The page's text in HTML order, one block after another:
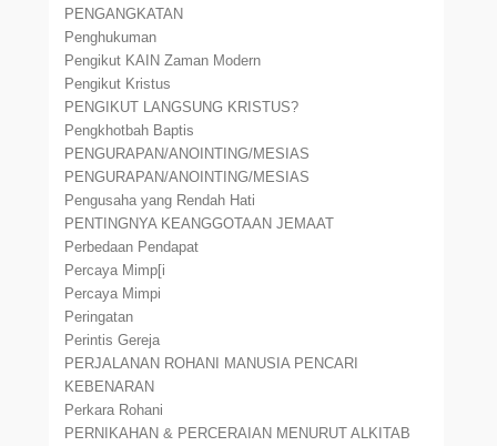
PENGANGKATAN
Penghukuman
Pengikut KAIN Zaman Modern
Pengikut Kristus
PENGIKUT LANGSUNG KRISTUS?
Pengkhotbah Baptis
PENGURAPAN/ANOINTING/MESIAS
PENGURAPAN/ANOINTING/MESIAS
Pengusaha yang Rendah Hati
PENTINGNYA KEANGGOTAAN JEMAAT
Perbedaan Pendapat
Percaya Mimp[i
Percaya Mimpi
Peringatan
Perintis Gereja
PERJALANAN ROHANI MANUSIA PENCARI
KEBENARAN
Perkara Rohani
PERNIKAHAN & PERCERAIAN MENURUT ALKITAB